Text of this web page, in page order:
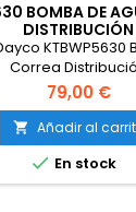
BOMBA DE
DISTRIBUCIÓN
Dayco
Correa
79,00 €
 Añadir al
 En stock